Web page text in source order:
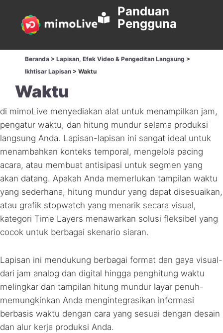
Panduan
Pengguna
Beranda > Lapisan, Efek Video & Pengeditan Langsung >
Ikhtisar Lapisan > Waktu
Waktu
di mimoLive menyediakan alat untuk menampilkan jam,
pengatur waktu, dan hitung mundur selama produksi
langsung Anda. Lapisan-lapisan ini sangat ideal untuk
menambahkan konteks temporal, mengelola pacing
acara, atau membuat antisipasi untuk segmen yang
akan datang. Apakah Anda memerlukan tampilan waktu
yang sederhana, hitung mundur yang dapat disesuaikan,
atau grafik stopwatch yang menarik secara visual,
kategori Time Layers menawarkan solusi fleksibel yang
cocok untuk berbagai skenario siaran.
Lapisan ini mendukung berbagai format dan gaya visual-
dari jam analog dan digital hingga penghitung waktu
melingkar dan tampilan hitung mundur layar penuh-
memungkinkan Anda mengintegrasikan informasi
berbasis waktu dengan cara yang sesuai dengan desain
dan alur kerja produksi Anda.